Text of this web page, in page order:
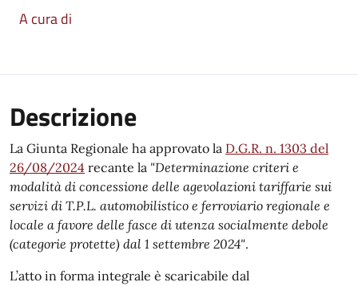
A cura di
Descrizione
La Giunta Regionale ha approvato la D.G.R. n. 1303 del
26/08/2024 recante la "Determinazione criteri e
modalità di concessione delle agevolazioni tariffarie sui
servizi di T.P.L. automobilistico e ferroviario regionale e
locale a favore delle fasce di utenza socialmente debole
(categorie protette) dal 1 settembre 2024".
L’atto in forma integrale è scaricabile dal